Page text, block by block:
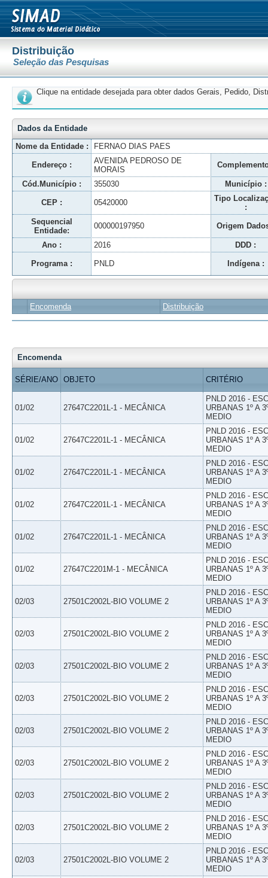
Distribuição
Seleção das Pesquisas
Clique na entidade desejada para obter dados Gerais, Pedido,
Dados da Entidade
Nome da Entidade :
FERNAO DIAS PAES
Endereço :
AVENIDA PEDROSO DE
MORAIS
Cód.Município : 355030 Município :
CEP : 05420000
Tipo
:
Sequencial
Entidade:
000000197950 Origem
Ano : 2016 DDD :
Programa : PNLD Indígena :
Encomenda Distribuição
Encomenda
SÉRIE/ANO OBJETO CRITÉRIO
01/02 27647C2201L-1 - MECÂNICA
PNLD 2016 -
URBANAS 1º A
MEDIO
01/02 27647C2201L-1 - MECÂNICA
PNLD 2016 -
URBANAS 1º A
MEDIO
01/02 27647C2201L-1 - MECÂNICA
PNLD 2016 -
URBANAS 1º A
MEDIO
01/02 27647C2201L-1 - MECÂNICA
PNLD 2016 -
URBANAS 1º A
MEDIO
01/02 27647C2201L-1 - MECÂNICA
PNLD 2016 -
URBANAS 1º A
MEDIO
01/02 27647C2201M-1 - MECÂNICA
PNLD 2016 -
URBANAS 1º A
MEDIO
02/03 27501C2002L-BIO VOLUME 2
PNLD 2016 -
URBANAS 1º A
MEDIO
02/03 27501C2002L-BIO VOLUME 2
PNLD 2016 -
URBANAS 1º A
MEDIO
02/03 27501C2002L-BIO VOLUME 2
PNLD 2016 -
URBANAS 1º A
MEDIO
02/03 27501C2002L-BIO VOLUME 2
PNLD 2016 -
URBANAS 1º A
MEDIO
02/03 27501C2002L-BIO VOLUME 2
PNLD 2016 -
URBANAS 1º A
MEDIO
02/03 27501C2002L-BIO VOLUME 2
PNLD 2016 -
URBANAS 1º A
MEDIO
02/03 27501C2002L-BIO VOLUME 2
PNLD 2016 -
URBANAS 1º A
MEDIO
02/03 27501C2002L-BIO VOLUME 2
PNLD 2016 -
URBANAS 1º A
MEDIO
02/03 27501C2002L-BIO VOLUME 2
PNLD 2016 -
URBANAS 1º A
MEDIO